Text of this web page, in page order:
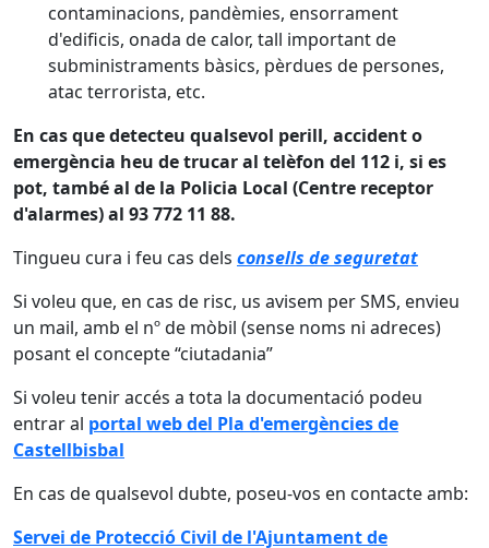
contaminacions, pandèmies, ensorrament
d'edificis, onada de calor, tall important de
subministraments bàsics, pèrdues de persones,
atac terrorista, etc.
En cas que detecteu qualsevol perill, accident o
emergència heu de trucar al telèfon del 112 i, si es
pot, també al de la Policia Local (Centre receptor
d'alarmes) al 93 772 11 88.
Tingueu cura i feu cas dels consells de seguretat
Si voleu que, en cas de risc, us avisem per SMS, envieu
un mail, amb el nº de mòbil (sense noms ni adreces)
posant el concepte “ciutadania”
Si voleu tenir accés a tota la documentació podeu
entrar al portal web del Pla d'emergències de
Castellbisbal
En cas de qualsevol dubte, poseu-vos en contacte amb:
Servei de Protecció Civil de l'Ajuntament de